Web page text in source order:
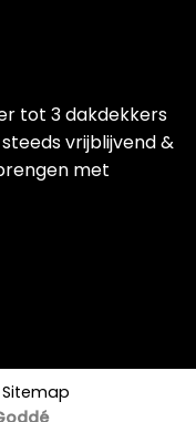
tot 3 dakdekkers
vrijblijvend &
met
Sitemap